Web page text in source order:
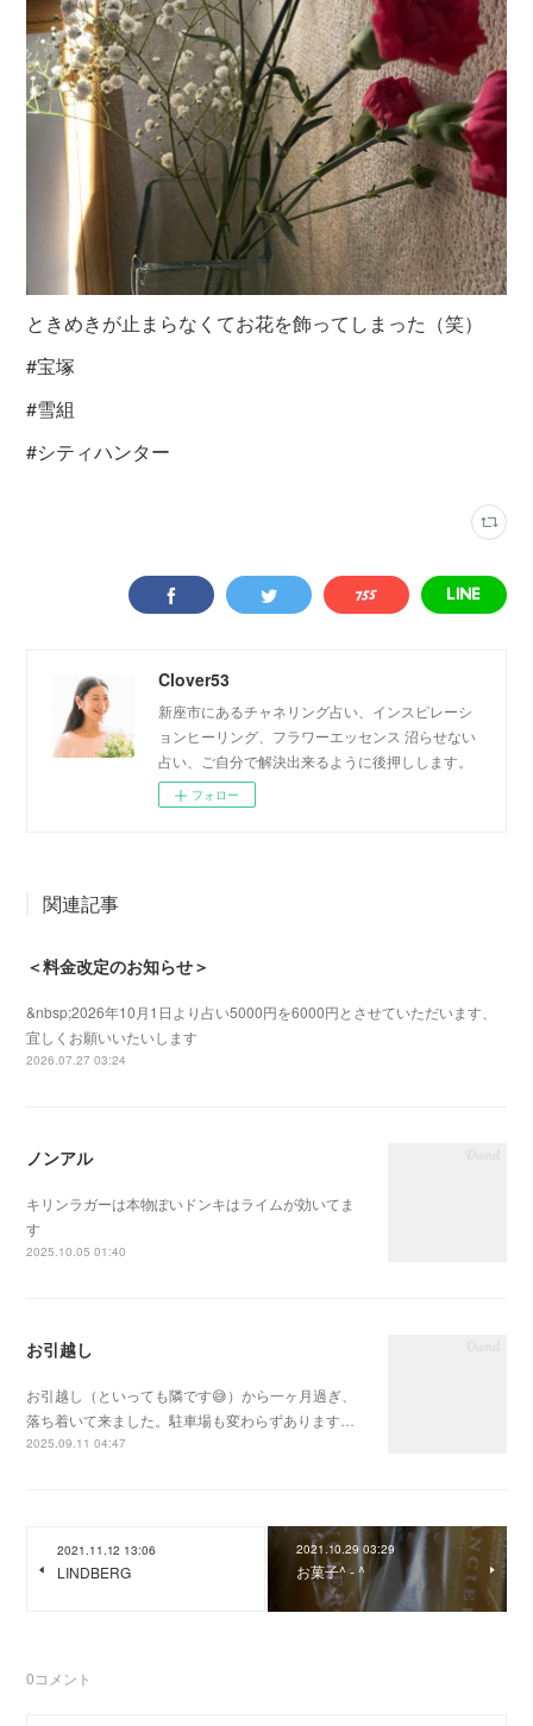
ときめきが止まらなくてお花を飾ってしまった（笑）
#宝塚
#雪組
#シティハンター
Clover53
新座市にあるチャネリング占い、インスピレーシ
ョンヒーリング、フラワーエッセンス 沼らせない
占い、ご自分で解決出来るように後押しします。
フォロー
関連記事
＜料金改定のお知らせ＞
&nbsp;2026年10月1日より占い5000円を6000円とさせていただいます、
宜しくお願いいたいします
2026.07.27 03:24
ノンアル
キリンラガーは本物ぽいドンキはライムが効いてま
す
2025.10.05 01:40
お引越し
お引越し（といっても隣です😅）から一ヶ月過ぎ、
落ち着いて来ました。駐車場も変わらずあります…
2025.09.11 04:47
2021.11.12 13:06
LINDBERG
2021.10.29 03:29
お菓子^ - ^
0コメント